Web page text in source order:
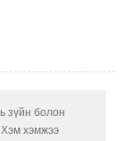
зүйн болон
Хэм хэмжээ